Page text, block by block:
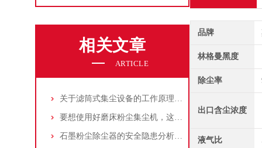
相关文章
ARTICLE
关于滤筒式集尘设备的工作原理及特点说明
要想使用好磨床粉尘集尘机，这些条件可不能少
石墨粉尘除尘器的安全隐患分析及应对措施
品牌
林格曼黑度
除尘率
出口含尘浓度
液气比